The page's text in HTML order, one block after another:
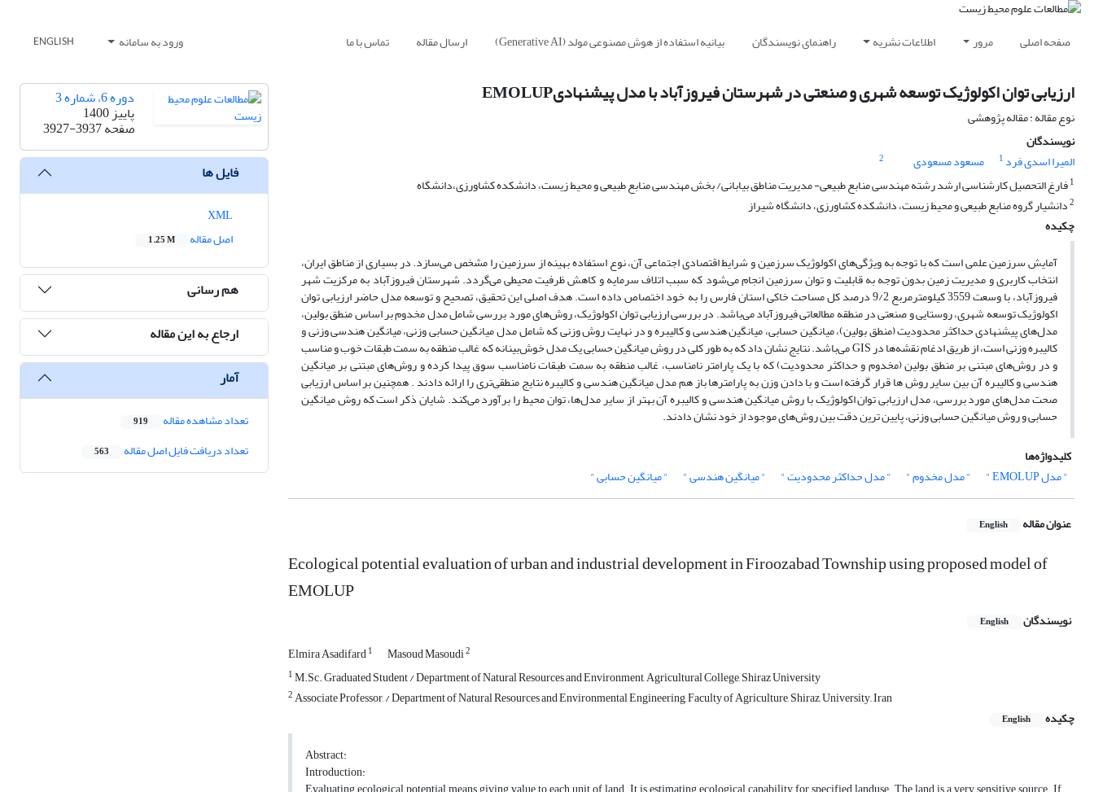
صفحه اصلی مرور اطلاعات نشریه راهنمای نویسندگان بیانیه استفاده از هوش مصنوعی مولد (Generative AI) ارسال مقاله تماس با ما ورود به سامانه ENGLISH
ارزیابی توان اکولوژیک توسعه شهری و صنعتی در شهرستان فیروزآباد با مدل پیشنهادیEMOLUP
نوع مقاله : مقاله پژوهشی
نویسندگان
المیرا اسدی فرد 1 مسعود مسعودی
2
1فارغ التحصیل کارشناسی ارشد رشته مهندسی منابع طبیعی- مدیریت مناطق بیابانی/ بخش مهندسی منابع طبیعی و محیط زیست، دانشکده کشاورزی،دانشگاه
2دانشیار گروه منابع طبیعی و محیط زیست، دانشکده کشاورزی، دانشگاه شیراز
چکیده
آمایش سرزمین علمی است که با توجه به ویژگی‌های اکولوژیک سرزمین و شرایط اقتصادی اجتماعی آن، نوع استفاده بهینه از سرزمین را مشخص می‌سازد. در بسیاری از مناطق ایران،
انتخاب کاربری و مدیریت زمین بدون توجه به قابلیت و توان سرزمین انجام می‌شود که سبب اتلاف سرمایه و کاهش ظرفیت محیطی می‌گردد. شهرستان فیروزآباد به مرکزیت شهر
فیروزآباد، با وسعت 3559 کیلومترمربع 9/2 درصد کل مساحت خاکی استان فارس را به خود اختصاص داده است. هدف اصلی این تحقیق، تصحیح و توسعه مدل حاضر ارزیابی توان
اکولوژیک توسعه شهری، روستایی و صنعتی در منطقه مطالعاتی فیروزآباد می‌باشد. در بررسی ارزیابی توان اکولوژیک، روش‌های مورد بررسی شامل مدل مخدوم بر اساس منطق بولین،
مدل‌های پیشنهادی حداکثر محدودیت (منطق بولین)، میانگین حسابی، میانگین هندسی و کالیبره و در نهایت روش وزنی که شامل مدل میانگین حسابی وزنی، میانگین هندسی وزنی و
کالیبره وزنی است، از طریق ادغام نقشه‌ها در GIS می‌باشد. نتایج نشان داد که به طور کلی در روش میانگین حسابی یک مدل خوش‌بینانه که غالب منطقه به سمت طبقات خوب و مناسب
و در روش‌های مبتنی بر منطق بولین (مخدوم و حداکثر محدودیت) که با یک پارامتر نامناسب، غالب منطقه به سمت طبقات نامناسب سوق پیدا کرده و روش‌های مبتنی بر میانگین
هندسی و کالیبره آن بین سایر روش ها قرار گرفته است و با دادن وزن به پارامترها باز هم مدل میانگین هندسی و کالیبره نتایج منطقی‌تری را ارائه دادند . همچنین بر اساس ارزیابی
صحت مدل‌های مورد بررسی، مدل ارزیابی توان اکولوژیک با روش میانگین هندسی و کالیبره آن بهتر از سایر مدل‌ها، توان محیط را برآورد می‌کند. شایان ذکر است که روش میانگین
حسابی و روش میانگین حسابی وزنی، پایین ترین دقت بین روش‌های موجود از خود نشان دادند.
کلیدواژه‌ها
" مدل EMOLUP "
" مدل مخدوم " " مدل حداکثر محدودیت " " میانگین هندسی " " میانگین حسابی "
عنوان مقاله English
Ecological potential evaluation of urban and industrial development in Firoozabad Township using proposed model of
EMOLUP
نویسندگان English
Elmira Asadifard1 Masoud Masoudi2
1M.Sc. Graduated Student / Department of Natural Resources and Environment, Agricultural College, Shiraz University
2Associate Professor, / Department of Natural Resources and Environmental Engineering, Faculty of Agriculture, Shiraz, University,, Iran
چکیده
English
Abstract:
Introduction:
دوره 6، شماره 3
پاییز 1400
صفحه3927-3937
فایل ها
اصل مقاله
1.25 M
هم رسانی
ارجاع به این مقاله
آمار
تعداد مشاهده مقاله 919
تعداد دریافت فایل اصل مقاله 563